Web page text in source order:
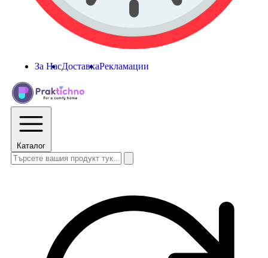
За НасДоставкаРекламации
Каталог